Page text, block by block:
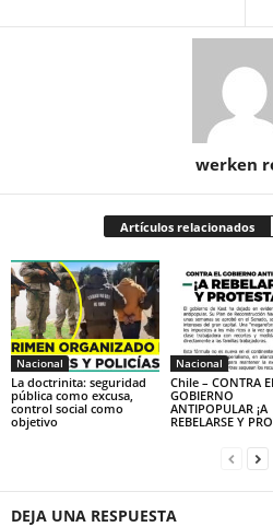
werken
Artículos relacionados
Nacional
La doctrinita: seguridad
pública como excusa,
control social como
objetivo
Nacional
Chile – CONTRA EL
GOBIERNO
ANTIPOPULAR ¡A
REBELARSE Y
DEJA UNA RESPUESTA